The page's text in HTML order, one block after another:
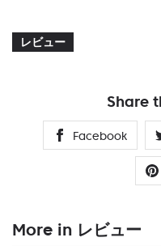
レビュー
Share
Facebook
More in レビュー